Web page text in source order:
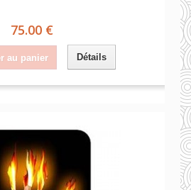
75.00 €
au panier Détails